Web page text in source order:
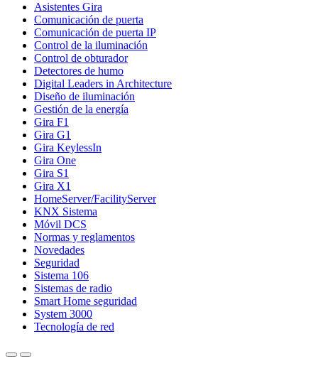
Asistentes Gira
Comunicación de puerta
Comunicación de puerta IP
Control de la iluminación
Control de obturador
Detectores de humo
Digital Leaders in Architecture
Diseño de iluminación
Gestión de la energía
Gira F1
Gira G1
Gira KeylessIn
Gira One
Gira S1
Gira X1
HomeServer/FacilityServer
KNX Sistema
Móvil DCS
Normas y reglamentos
Novedades
Seguridad
Sistema 106
Sistemas de radio
Smart Home seguridad
System 3000
Tecnología de red